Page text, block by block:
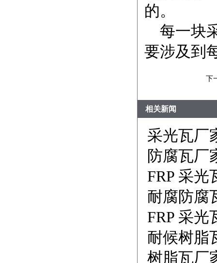
的。
每一块
要涉及到
下
相关新闻
采光瓦厂
防腐瓦厂
FRP 采光
耐腐防腐
FRP 采光
耐候树脂
树脂瓦厂